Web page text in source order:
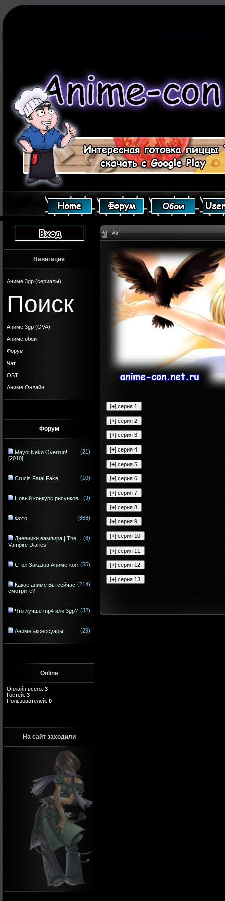
Навигация
Аниме 3gp (сериалы)
Поиск
Аниме 3gp (OVA)
Аниме обои
Форум
Чат
OST
Аниме Онлайн
Форум
Mayoi Neko Overrun!
[2010]
(21)
Crucis Fatal Fake (10)
Новый конкурс рисунков. (9)
Фото (868)
Дневники вампира | The
Vampire Diaries
(8)
Стол Заказов Аниме-кон (55)
Какое аниме Вы сейчас
смотрите?
(214)
Что лучше mp4 или 3gp? (32)
Аниме аксессуары (29)
Online
Онлайн всего: 3
Гостей: 3
Пользователей: 0
На сайт заходили
Air